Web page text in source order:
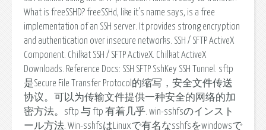
What is freeSSHD? freeSSHd, like it's name says, is a free
implementation of an SSH server. It provides strong encryption
and authentication over insecure networks. SSH / SFTP ActiveX
Component. Chilkat SSH / SFTP ActiveX. Chilkat ActiveX
Downloads. Reference Docs: SSH SFTP SshKey SSH Tunnel. sftp
是Secure File Transfer Protocol的缩写，安全文件传送
协议。可以为传输文件提供一种安全的网络的加
密方法。sftp 与 ftp 有着几乎. win-sshfsのインスト
ール方法. Win-sshfsはLinuxで有名なsshfsをwindowsで